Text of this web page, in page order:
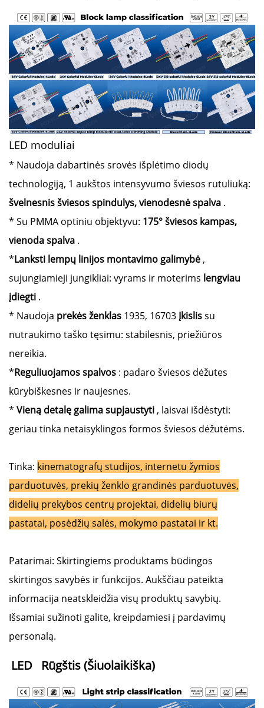
LED moduliai
* Naudoja dabartinės srovės išplėtimo diodų
technologiją, 1 aukštos intensyvumo šviesos rutuliuką:
švelnesnis šviesos spindulys, vienodesnė spalva .
* Su PMMA optiniu objektyvu: 175° šviesos kampas,
vienoda spalva .
*Lanksti lempų linijos montavimo galimybė,
sujungiamieji jungikliai: vyrams ir moterims lengviau
įdiegti .
* Naudoja prekės ženklas 1935, 16703Įkislissu
nutraukimo taško tęsimu: stabilesnis, priežiūros
nereikia.
*Reguliuojamos spalvos : padaro šviesos dėžutes
kūrybiškesnes ir naujesnes.
* Vieną detalę galima supjaustyti, laisvai išdėstyti:
geriau tinka netaisyklingos formos šviesos dėžutėms.
Tinka: kinematografų studijos, internetu žymios
parduotuvės, prekių ženklo grandinės parduotuvės,
didelių prekybos centrų projektai, didelių biurų
pastatai, posėdžių salės, mokymo pastatai ir kt.
Patarimai: Skirtingiems produktams būdingos
skirtingos savybės ir funkcijos. Aukščiau pateikta
informacija neatskleidžia visų produktų savybių.
Išsamiai sužinoti galite, kreipdamiesi į pardavimų
personalą.
LED Rūgštis (Šiuolaikiška)